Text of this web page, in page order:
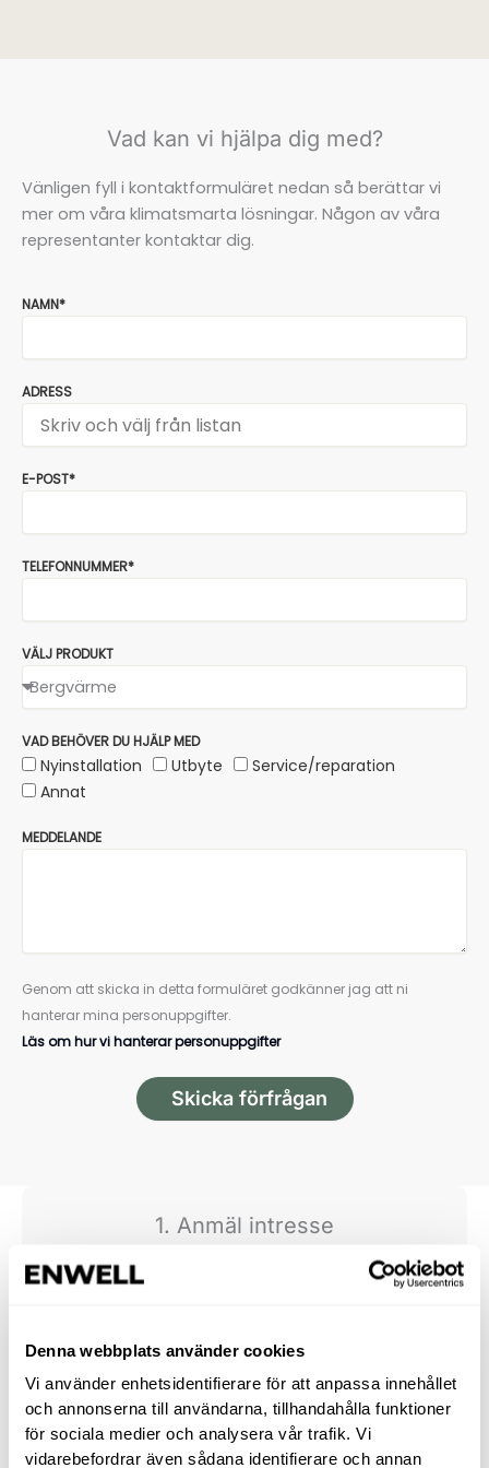
Denna webbplats använder cookies
Vi använder enhetsidentifierare för att anpassa innehållet
och annonserna till användarna, tillhandahålla funktioner
för sociala medier och analysera vår trafik. Vi
vidarebefordrar även sådana identifierare och annan
Vad kan vi hjälpa dig med?
Vänligen fyll i kontaktformuläret nedan så berättar vi
mer om våra klimatsmarta lösningar. Någon av våra
representanter kontaktar dig.
NAMN*
ADRESS
E-POST*
TELEFONNUMMER*
VÄLJ PRODUKT
VAD BEHÖVER DU HJÄLP MED
Nyinstallation Utbyte
Service/reparation
Annat
MEDDELANDE
Genom att skicka in detta formuläret godkänner jag att ni
hanterar mina personuppgifter.
Läs om hur vi hanterar personuppgifter
Skicka förfrågan
1. Anmäl intresse
Fyll i intresse­formuläret här bredvid och ge oss en
2. Vi kontaktar dig
Någon från Enwell hör av sig för att samla
komplette­rande uppgifter och säkerställa att du får
den bästa lösningen för just ditt hem.